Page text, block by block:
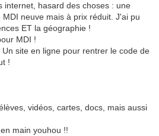
internet, hasard des choses : une
neuve mais à prix réduit. J'ai pu
ET la géographie !
MDI !
site en ligne pour rentrer le code de
!
vidéos, cartes, docs, mais aussi
main youhou !!